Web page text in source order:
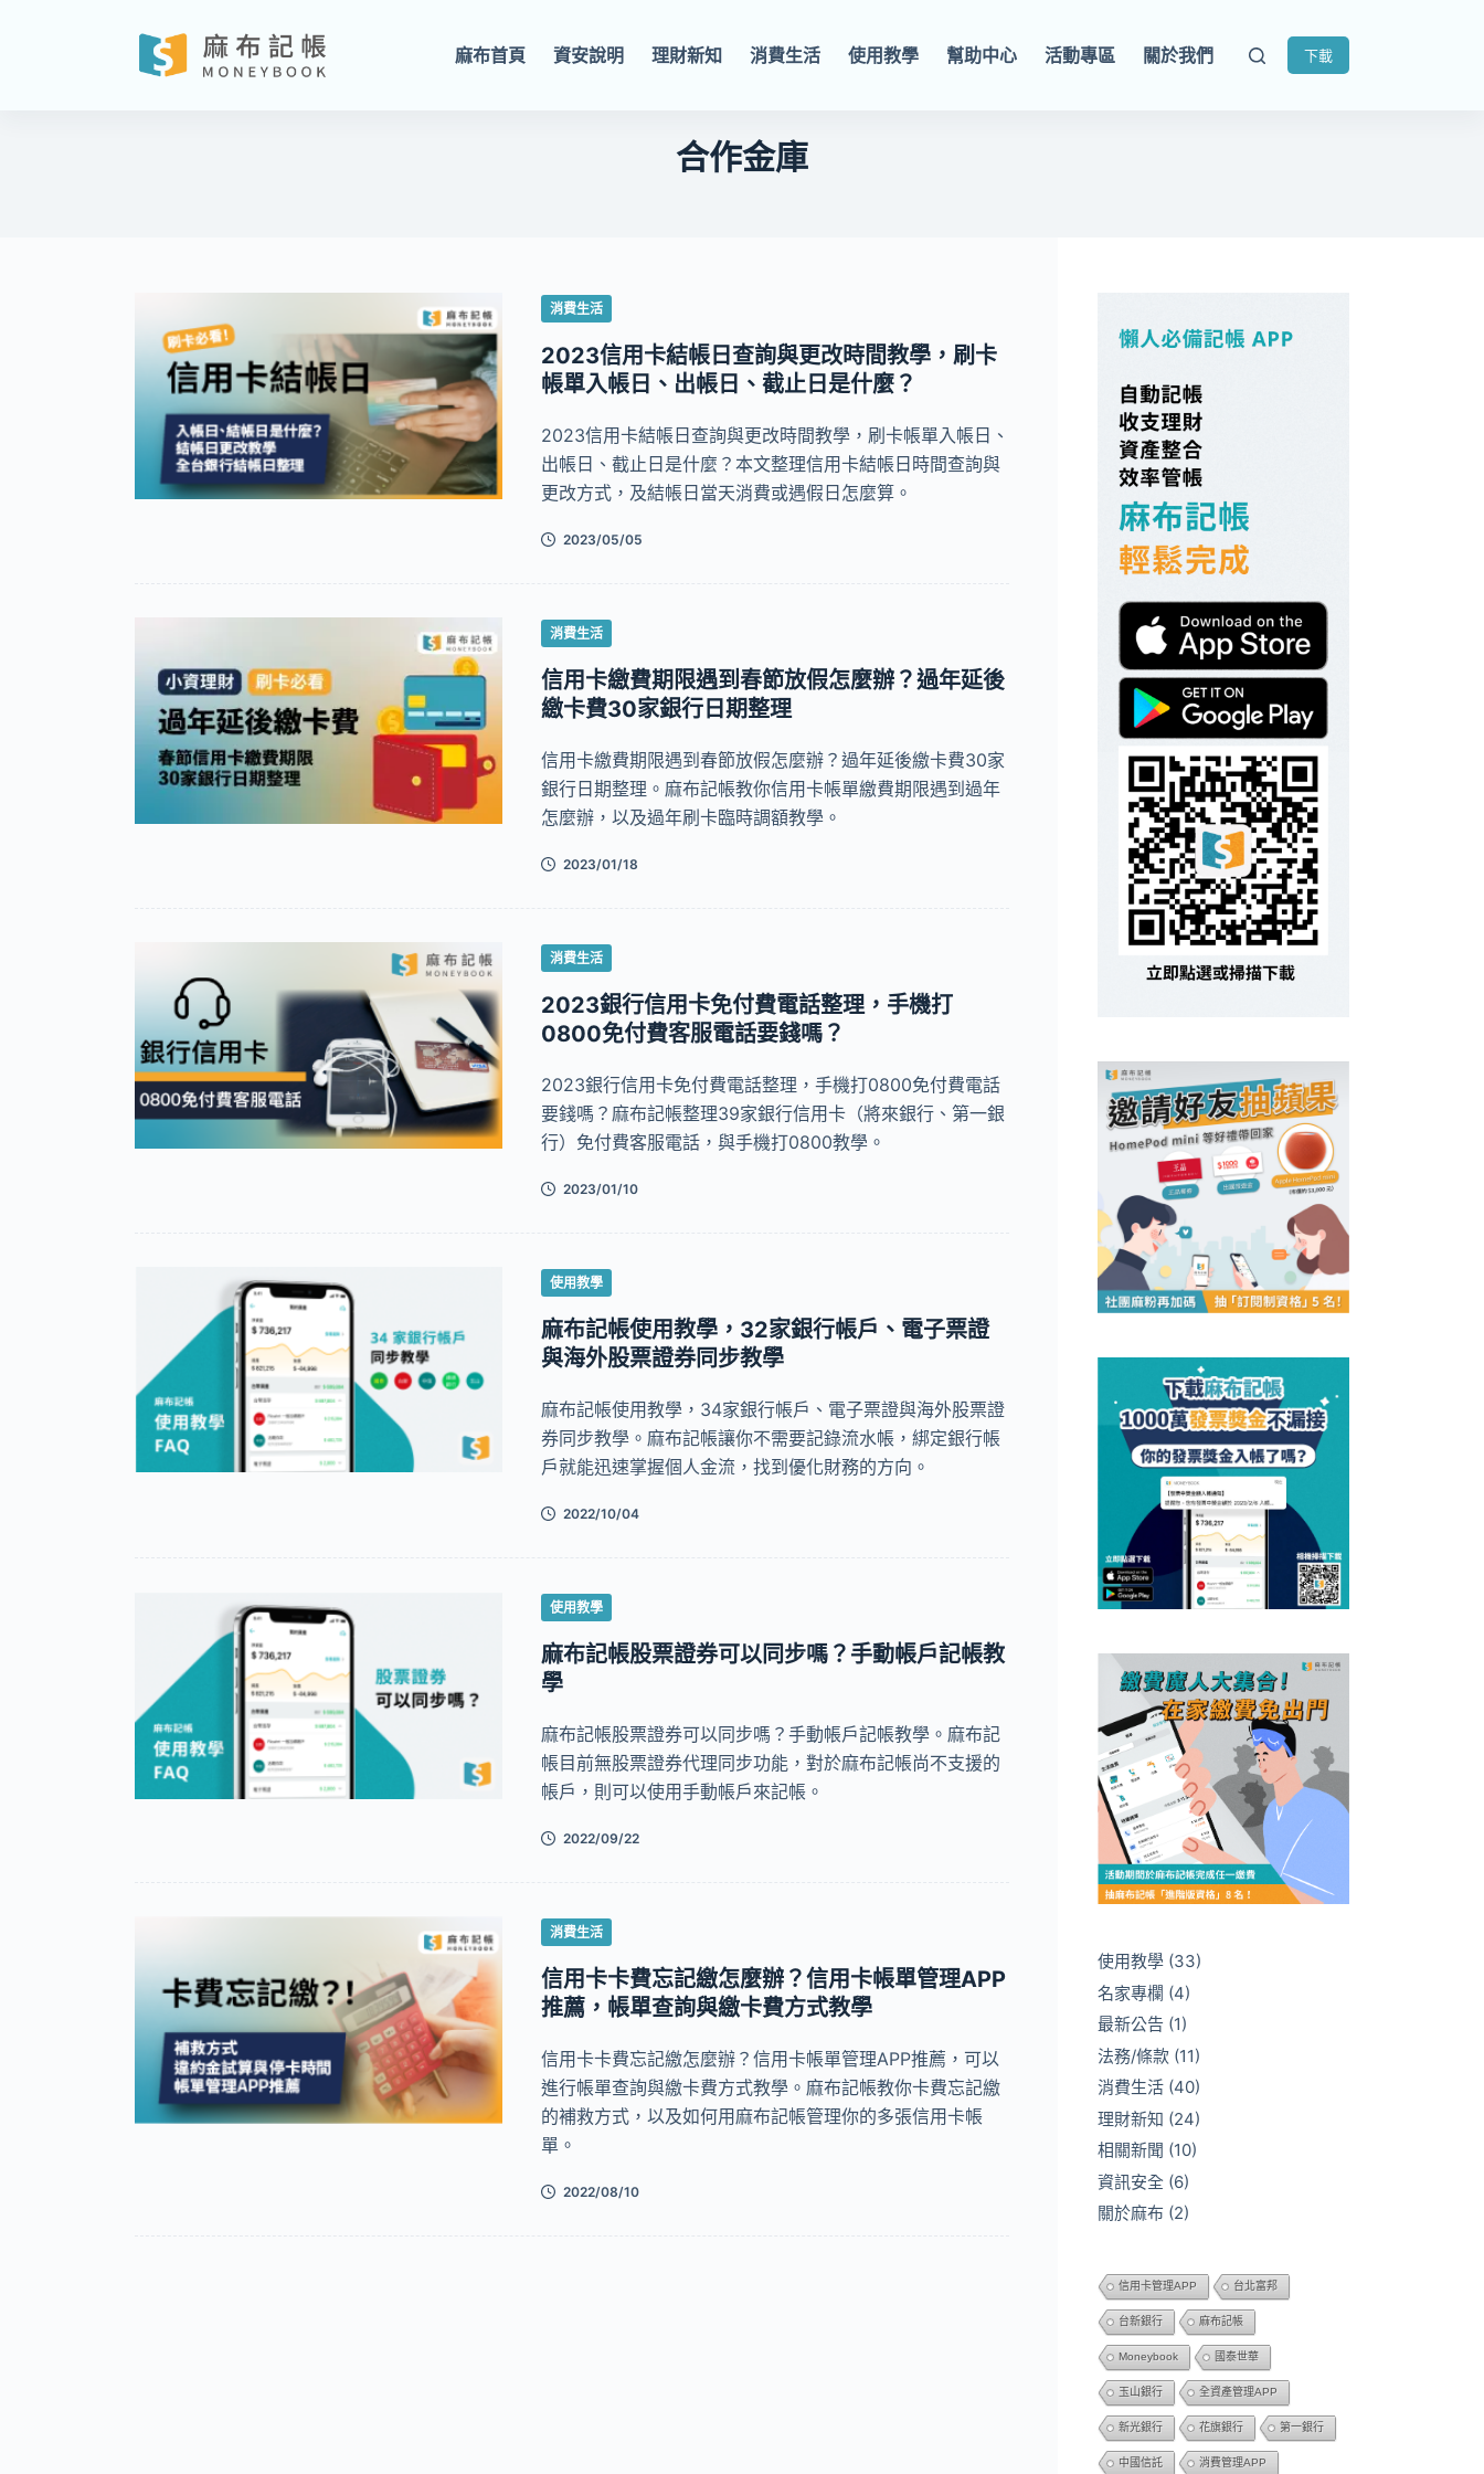
麻布首頁 資安說明 理財新知 消費生活 使用教學 幫助中心 活動專區 關於我們 下載
合作金庫
消費生活
2023信用卡結帳日查詢與更改時間教學，刷卡
帳單入帳日、出帳日、截止日是什麼？
2023信用卡結帳日查詢與更改時間教學，刷卡帳單入帳日、
出帳日、截止日是什麼？本文整理信用卡結帳日時間查詢與
更改方式，及結帳日當天消費或遇假日怎麼算。
2023/05/05
消費生活
信用卡繳費期限遇到春節放假怎麼辦？過年延後
繳卡費30家銀行日期整理
信用卡繳費期限遇到春節放假怎麼辦？過年延後繳卡費30家
銀行日期整理。麻布記帳教你信用卡帳單繳費期限遇到過年
怎麼辦，以及過年刷卡臨時調額教學。
2023/01/18
消費生活
2023銀行信用卡免付費電話整理，手機打
0800免付費客服電話要錢嗎？
2023銀行信用卡免付費電話整理，手機打0800免付費電話
要錢嗎？麻布記帳整理39家銀行信用卡（將來銀行、第一銀
行）免付費客服電話，與手機打0800教學。
2023/01/10
使用教學
麻布記帳使用教學，32家銀行帳戶、電子票證
與海外股票證券同步教學
麻布記帳使用教學，34家銀行帳戶、電子票證與海外股票證
券同步教學。麻布記帳讓你不需要記錄流水帳，綁定銀行帳
戶就能迅速掌握個人金流，找到優化財務的方向。
2022/10/04
使用教學
麻布記帳股票證券可以同步嗎？手動帳戶記帳教
學
麻布記帳股票證券可以同步嗎？手動帳戶記帳教學。麻布記
帳目前無股票證券代理同步功能，對於麻布記帳尚不支援的
帳戶，則可以使用手動帳戶來記帳。
2022/09/22
消費生活
信用卡卡費忘記繳怎麼辦？信用卡帳單管理APP
推薦，帳單查詢與繳卡費方式教學
信用卡卡費忘記繳怎麼辦？信用卡帳單管理APP推薦，可以
進行帳單查詢與繳卡費方式教學。麻布記帳教你卡費忘記繳
的補救方式，以及如何用麻布記帳管理你的多張信用卡帳
單。
2022/08/10
使用教學 (33)
名家專欄 (4)
最新公告 (1)
法務/條款 (11)
消費生活 (40)
理財新知 (24)
相關新聞 (10)
資訊安全 (6)
關於麻布 (2)
信用卡管理APP 台北富邦
台新銀行 麻布記帳
Moneybook 國泰世華
玉山銀行 全資產管理APP
新光銀行 花旗銀行 第一銀行
中國信託 消費管理APP